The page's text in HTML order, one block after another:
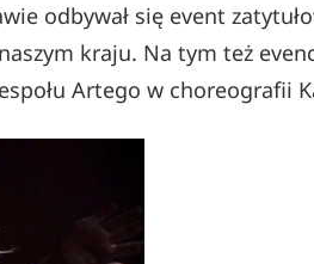
odbywał się event
kraju. Na tym też
Artego w choreografii